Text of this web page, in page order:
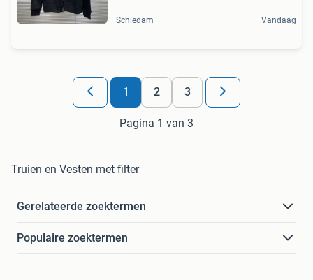
Schiedam Vandaag
1 2 3
Pagina 1 van 3
Truien en Vesten met filter
Gerelateerde zoektermen
Populaire zoektermen